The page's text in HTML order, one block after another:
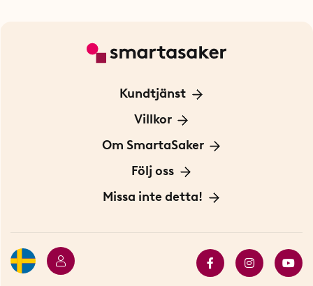
Kundtjänst
Kontakta oss
För Företag
Villkor
Frakt och leverans
Personuppgiftspolicy
Om SmartaSaker
Om oss
Vår historia
Följ oss
Blogg: Smarta tips
Missa inte detta!